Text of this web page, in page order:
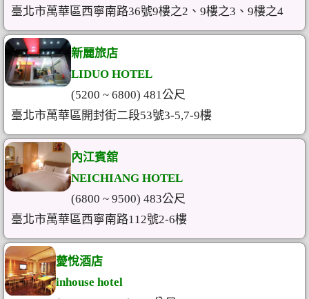
臺北市萬華區西寧南路36號9樓之2、9樓之3、9樓之4
新麗旅店
LIDUO HOTEL
(5200 ~ 6800) 481公尺
臺北市萬華區開封街二段53號3-5,7-9樓
內江賓舘
NEICHIANG HOTEL
(6800 ~ 9500) 483公尺
臺北市萬華區西寧南路112號2-6樓
薆悅酒店
inhouse hotel